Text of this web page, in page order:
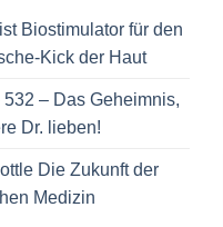
Biostimulator für den
Kick der Haut
– Das Geheimnis,
Dr. lieben!
Die Zukunft der
Medizin